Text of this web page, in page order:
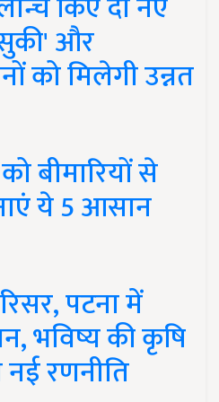
और
को मिलेगी उन्नत
बीमारियों से
ये 5 आसान
पटना में
भविष्य की कृषि
रणनीति